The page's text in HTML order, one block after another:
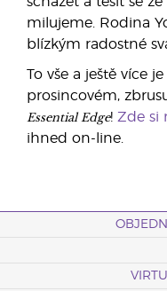
milujeme. Rodina
blízkým radostné
To vše a ještě více
prosincovém,
Essential Edge! Zde si
ihned on-line.